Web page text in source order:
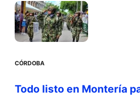
CÓRDOBA
Todo listo en Montería